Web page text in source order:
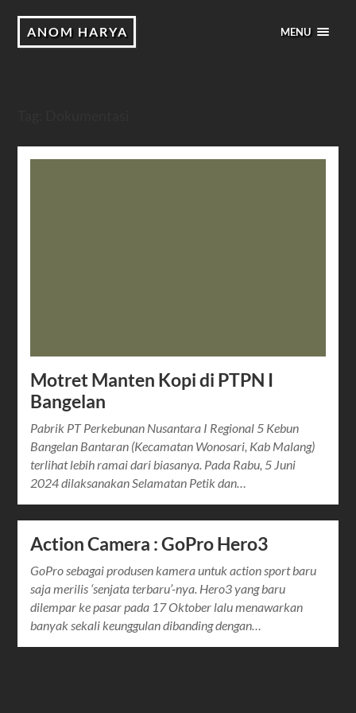
ANOM HARYA MENU
Motret Manten Kopi di PTPN I
Bangelan
Pabrik PT Perkebunan Nusantara I Regional 5 Kebun
Bangelan Bantaran (Kecamatan Wonosari, Kab Malang)
terlihat lebih ramai dari biasanya. Pada Rabu, 5 Juni
2024 dilaksanakan Selamatan Petik dan…
Action Camera : GoPro Hero3
GoPro sebagai produsen kamera untuk action sport baru
saja merilis ‘senjata terbaru’-nya. Hero3 yang baru
dilempar ke pasar pada 17 Oktober lalu menawarkan
banyak sekali keunggulan dibanding dengan…